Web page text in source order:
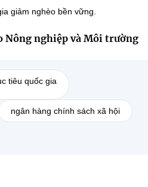
giảm nghèo bền vững.
Nông nghiệp và Môi trường
tiêu quốc gia
ngân hàng chính sách xã hội